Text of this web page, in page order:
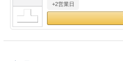
ード印刷
形マル型
28
29 30
+2営業日